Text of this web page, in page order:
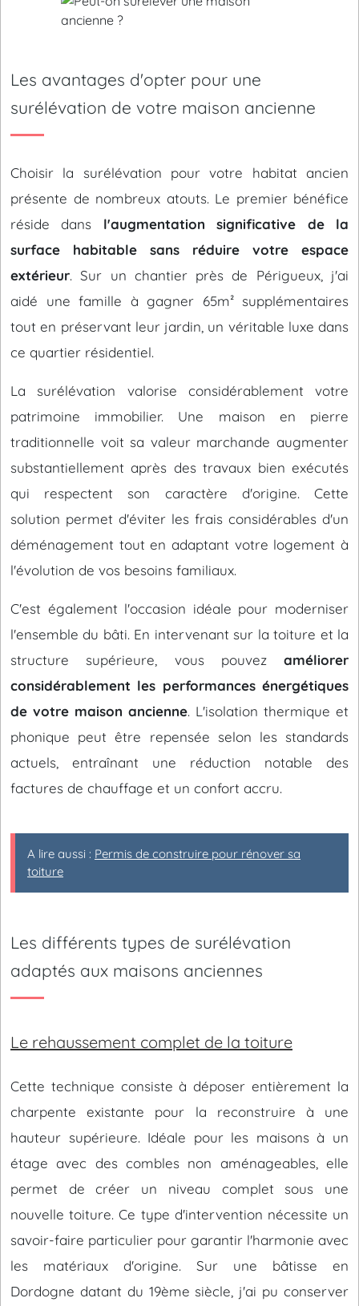
Les avantages d'opter pour une
surélévation de votre maison ancienne
Choisir la surélévation pour votre habitat ancien
présente de nombreux atouts. Le premier bénéfice
réside dans l'augmentation significative de la
surface habitable sans réduire votre espace
extérieur. Sur un chantier près de Périgueux, j'ai
aidé une famille à gagner 65m² supplémentaires
tout en préservant leur jardin, un véritable luxe dans
ce quartier résidentiel.
La surélévation valorise considérablement votre
patrimoine immobilier. Une maison en pierre
traditionnelle voit sa valeur marchande augmenter
substantiellement après des travaux bien exécutés
qui respectent son caractère d'origine. Cette
solution permet d'éviter les frais considérables d'un
déménagement tout en adaptant votre logement à
l'évolution de vos besoins familiaux.
C'est également l'occasion idéale pour moderniser
l'ensemble du bâti. En intervenant sur la toiture et la
structure supérieure, vous pouvez améliorer
considérablement les performances énergétiques
de votre maison ancienne. L'isolation thermique et
phonique peut être repensée selon les standards
actuels, entraînant une réduction notable des
factures de chauffage et un confort accru.
A lire aussi : Permis de construire pour rénover sa
toiture
Les différents types de surélévation
adaptés aux maisons anciennes
Le rehaussement complet de la toiture
Cette technique consiste à déposer entièrement la
charpente existante pour la reconstruire à une
hauteur supérieure. Idéale pour les maisons à un
étage avec des combles non aménageables, elle
permet de créer un niveau complet sous une
nouvelle toiture. Ce type d'intervention nécessite un
savoir-faire particulier pour garantir l'harmonie avec
les matériaux d'origine. Sur une bâtisse en
Dordogne datant du 19ème siècle, j'ai pu conserver